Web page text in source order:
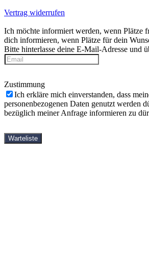
Vertrag widerrufen
Ich möchte informiert werden, wenn Plätze
dich informieren, wenn Plätze für dein
Bitte hinterlasse deine E-Mail-Adresse und
Zustimmung
Ich erkläre mich einverstanden, dass
personenbezogenen Daten genutzt werden
bezüglich meiner Anfrage informieren zu
Warteliste